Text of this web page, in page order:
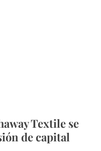
Textile se
de capital